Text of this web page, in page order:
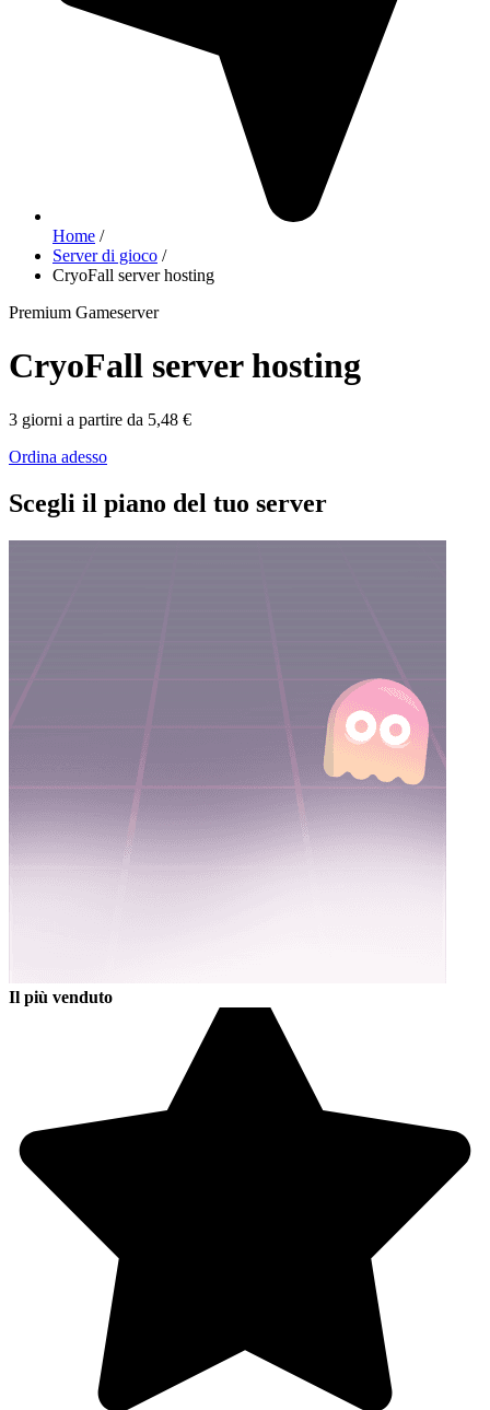
Home /
Server di gioco /
CryoFall server hosting
Premium Gameserver
CryoFall server hosting
3 giorni a partire da 5,48 €
Ordina adesso
Scegli il piano del tuo server
Il più venduto